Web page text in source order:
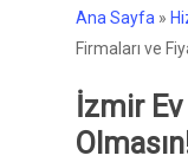
Ana Sayfa »
Firmaları ve
İzmir